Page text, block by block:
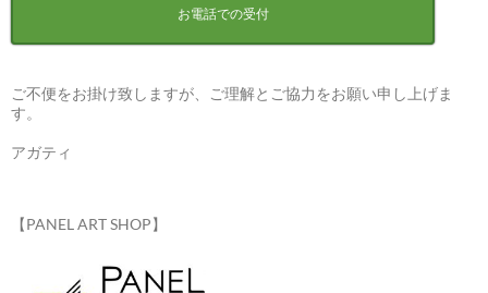
お電話での受付
ご不便をお掛け致しますが、ご理解とご協力をお願い申し上げま
す。
アガティ
【PANEL ART SHOP】